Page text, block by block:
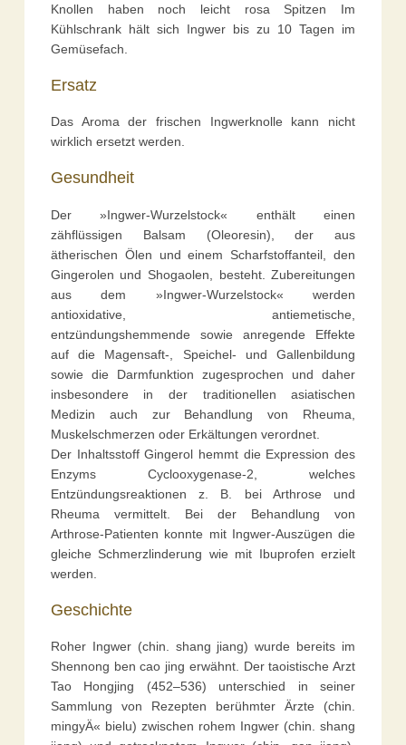
Knollen haben noch leicht rosa Spitzen Im
Kühlschrank hält sich Ingwer bis zu 10 Tagen im
Gemüsefach.
Ersatz
Das Aroma der frischen Ingwerknolle kann nicht
wirklich ersetzt werden.
Gesundheit
Der »Ingwer-Wurzelstock« enthält einen
zähflüssigen Balsam (Oleoresin), der aus
ätherischen Ölen und einem Scharfstoffanteil, den
Gingerolen und Shogaolen, besteht. Zubereitungen
aus dem »Ingwer-Wurzelstock« werden
antioxidative, antiemetische,
entzündungshemmende sowie anregende Effekte
auf die Magensaft-, Speichel- und Gallenbildung
sowie die Darmfunktion zugesprochen und daher
insbesondere in der traditionellen asiatischen
Medizin auch zur Behandlung von Rheuma,
Muskelschmerzen oder Erkältungen verordnet.
Der Inhaltsstoff Gingerol hemmt die Expression des
Enzyms Cyclooxygenase-2, welches
Entzündungsreaktionen z. B. bei Arthrose und
Rheuma vermittelt. Bei der Behandlung von
Arthrose-Patienten konnte mit Ingwer-Auszügen die
gleiche Schmerzlinderung wie mit Ibuprofen erzielt
werden.
Geschichte
Roher Ingwer (chin. shang jiang) wurde bereits im
Shennong ben cao jing erwähnt. Der taoistische Arzt
Tao Hongjing (452–536) unterschied in seiner
Sammlung von Rezepten berühmter Ärzte (chin.
mingyÄ« bielu) zwischen rohem Ingwer (chin. shang